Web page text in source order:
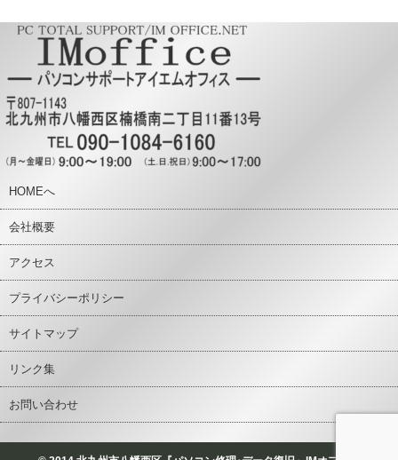
HOMEへ
会社概要
アクセス
プライバシーポリシー
サイトマップ
リンク集
お問い合わせ